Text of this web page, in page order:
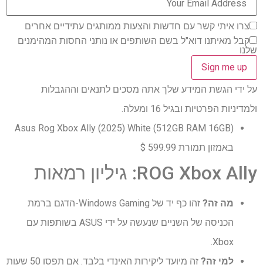
צרו איתי קשר עם חדשות והצעות ממותגים עתידיים אחרים
קבל מאיתנו דוא"ל בשם השותפים או נותני החסות המהימנים
שלנו
על ידי הגשת המידע שלך אתה מסכים לתנאים וההגבלות
ולמדיניות הפרטיות ובגיל 16 ומעלה.
Asus Rog Xbox Ally (2025) White (512GB RAM 16GB)
באמזון תמורת 599.99 $
ROG Xbox Ally: גיליון רמאות
מה זה?
זהו כף יד של Windows Gaming-הדגם ברמת
הכניסה של השניים שנעשה על ידי ASUS בשותפות עם
Xbox.
למי זה?
זה מיועד ליקירות האינדי בלבד. אם תפסו 50 שעות